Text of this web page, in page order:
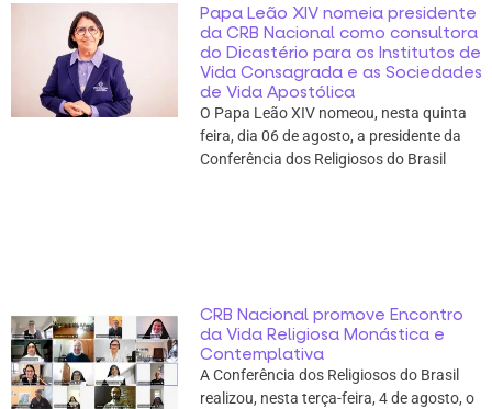
Papa Leão XIV nomeia presidente
da CRB Nacional como consultora
do Dicastério para os Institutos de
Vida Consagrada e as Sociedades
de Vida Apostólica
O Papa Leão XIV nomeou, nesta quinta
feira, dia 06 de agosto, a presidente da
Conferência dos Religiosos do Brasil
CRB Nacional promove Encontro
da Vida Religiosa Monástica e
Contemplativa
A Conferência dos Religiosos do Brasil
realizou, nesta terça-feira, 4 de agosto, o